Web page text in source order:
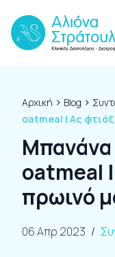
Αρχική › Blog ›
oatmeal | Ας
Μπανάνα
oatmeal
πρωινό
06 Απρ 2023 /